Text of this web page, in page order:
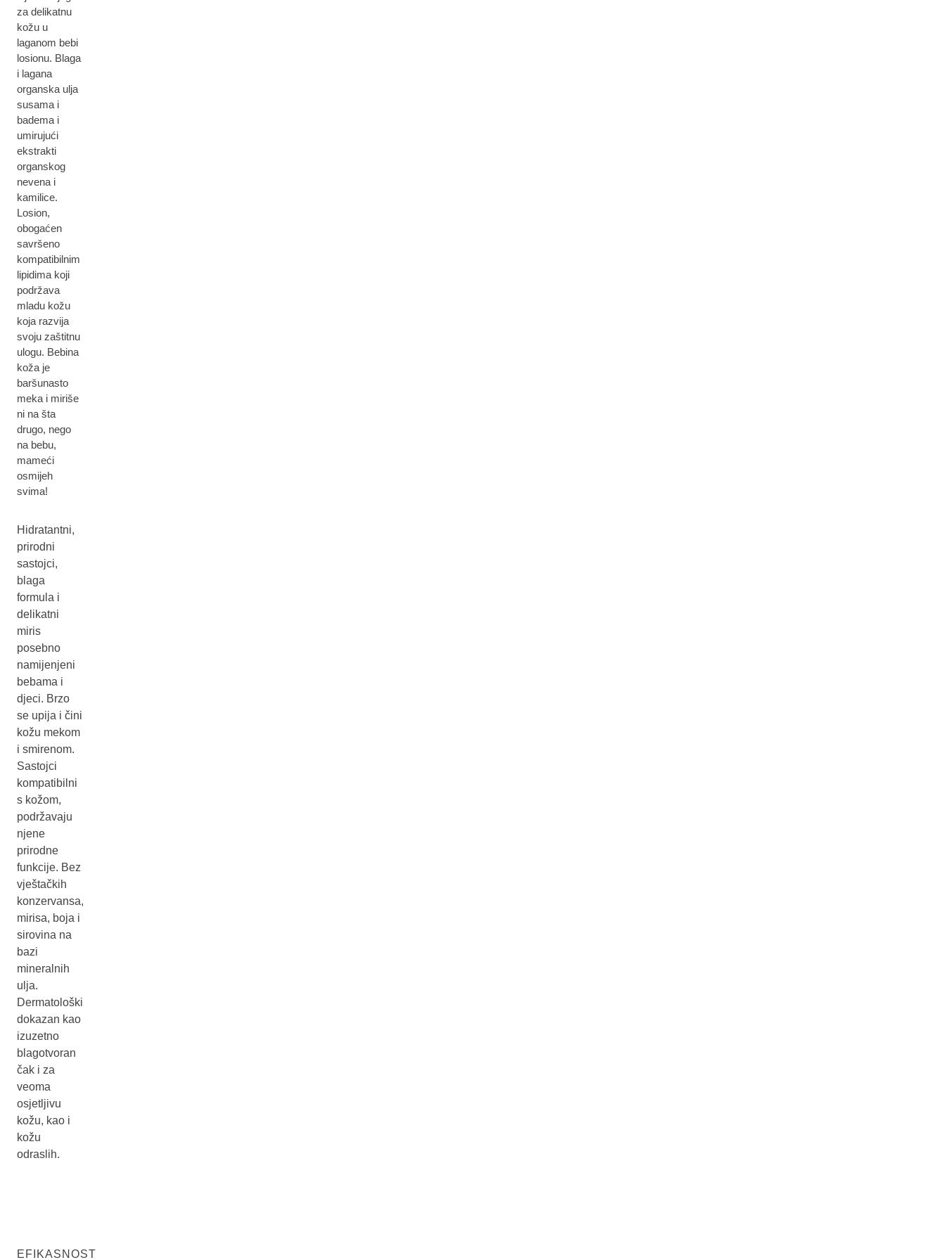
za delikatnu
kožu u
laganom bebi
losionu. Blaga
i lagana
organska ulja
susama i
badema i
umirujući
ekstrakti
organskog
nevena i
kamilice.
Losion,
obogaćen
savršeno
kompatibilnim
lipidima koji
podržava
mladu kožu
koja razvija
svoju zaštitnu
ulogu. Bebina
koža je
baršunasto
meka i miriše
ni na šta
drugo, nego
na bebu,
mameći
osmijeh
svima!
Hidratantni,
prirodni
sastojci,
blaga
formula i
delikatni
miris
posebno
namijenjeni
bebama i
djeci. Brzo
se upija i čini
kožu mekom
i smirenom.
Sastojci
kompatibilni
s kožom,
podržavaju
njene
prirodne
funkcije. Bez
vještačkih
konzervansa,
mirisa, boja i
sirovina na
bazi
mineralnih
ulja.
Dermatološki
dokazan kao
izuzetno
blagotvoran
čak i za
veoma
osjetljivu
kožu, kao i
kožu
odraslih.
EFIKASNOST